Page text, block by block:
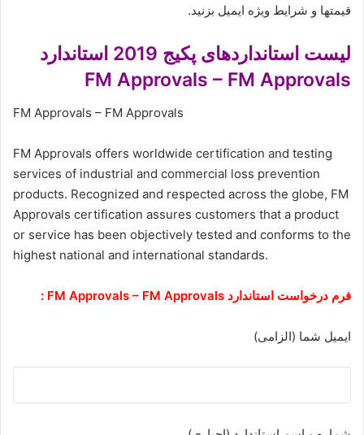
قیمتها و شرایط ویژه ایمیل بزنید.
لیست استانداردهای پکیج 2019 استاندارد
FM Approvals – FM Approvals
FM Approvals – FM Approvals
FM Approvals offers worldwide certification and testing
services of industrial and commercial loss prevention
products. Recognized and respected across the globe, FM
Approvals certification assures customers that a product
or service has been objectively tested and conforms to the
highest national and international standards.
فرم درخواست استاندارد FM Approvals – FM Approvals :
ایمیل شما (الزامی)